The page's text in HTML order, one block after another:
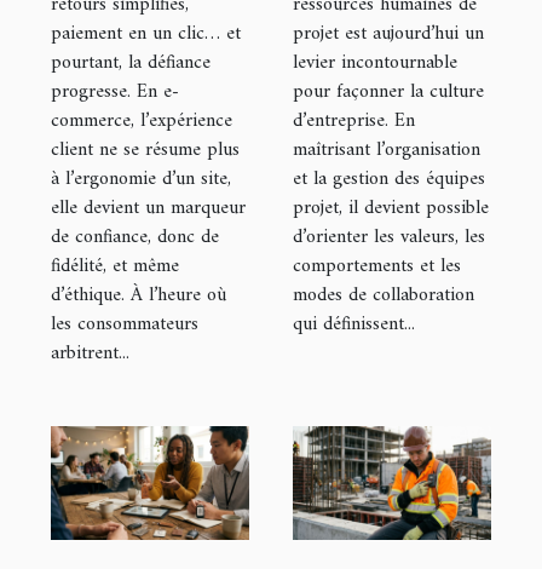
paiement en un clic… et
pourtant, la défiance
progresse. En e-
commerce, l’expérience
client ne se résume plus
à l’ergonomie d’un site,
elle devient un marqueur
de confiance, donc de
fidélité, et même
d’éthique. À l’heure où
les consommateurs
arbitrent...
d'entreprise ?
projet est aujourd’hui un
levier incontournable
pour façonner la culture
d’entreprise. En
maîtrisant l’organisation
et la gestion des équipes
projet, il devient possible
d’orienter les valeurs, les
comportements et les
modes de collaboration
qui définissent...